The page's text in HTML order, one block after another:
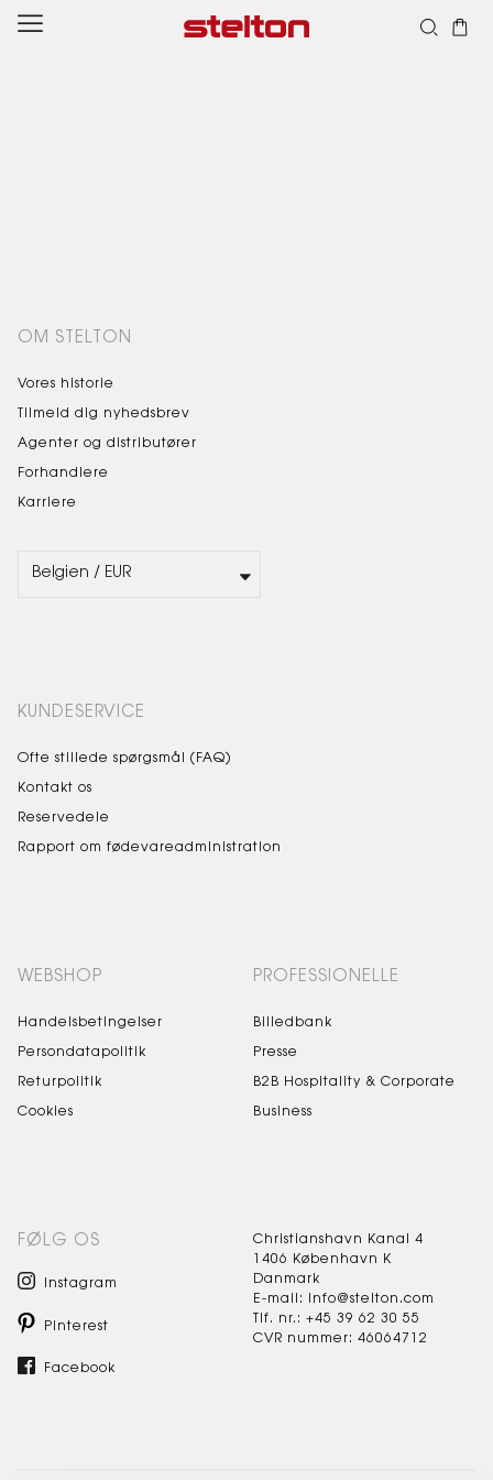
til
OM STELTON
Vores historie
Tilmeld dig nyhedsbrev
Agenter og distributører
Forhandlere
Karriere
KUNDESERVICE
Ofte stillede spørgsmål (FAQ)
Kontakt os
Reservedele
Rapport om fødevareadministration
WEBSHOP
Handelsbetingelser
Persondatapolitik
Returpolitik
Cookies
PROFESSIONELLE
Billedbank
Presse
B2B Hospitality & Corporate
Business
Christianshavn Kanal 4
1406 København K
Danmark
E-mail: info@stelton.com
Tlf. nr.: +45 39 62 30 55
CVR nummer: 46064712
FØLG OS
Instagram
Pinterest
Facebook